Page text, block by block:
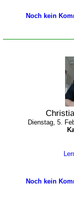
Noch kein
Dienstag, 5.
Noch kein